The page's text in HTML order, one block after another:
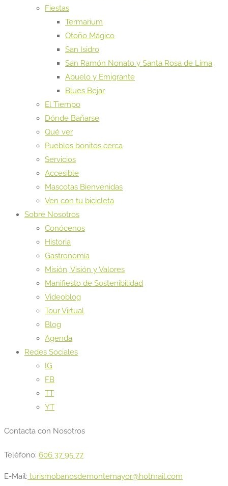
Fiestas
Termarium
Otoño Mágico
San Isidro
San Ramón Nonato y Santa Rosa de Lima
Abuelo y Emigrante
Blues Bejar
El Tiempo
Dónde Bañarse
Qué ver
Pueblos bonitos cerca
Servicios
Accesible
Mascotas Bienvenidas
Ven con tu bicicleta
Sobre Nosotros
Conócenos
Historia
Gastronomía
Misión, Visión y Valores
Manifiesto de Sostenibilidad
Videoblog
Tour Virtual
Blog
Agenda
Redes Sociales
IG
FB
TT
YT
Contacta con Nosotros
Teléfono: 606 37 95 77
E-Mail: turismobanosdemontemayor@hotmail.com